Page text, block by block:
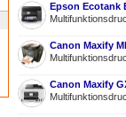
Epson Ecotank
Canon Maxify
Canon Maxify